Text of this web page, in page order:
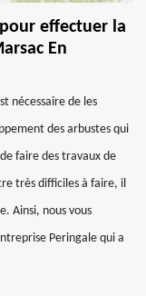
effectuer la
En
nécessaire de les
des arbustes qui
faire des travaux de
très difficiles à faire, il
Ainsi, nous vous
Peringale qui a